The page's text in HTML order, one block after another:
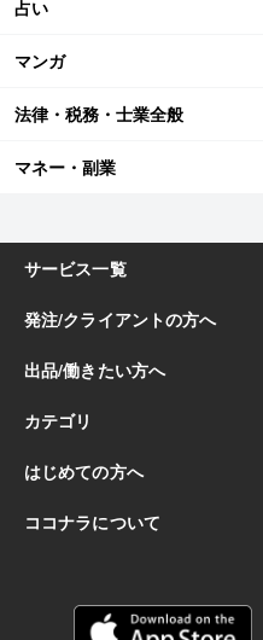
占い
マンガ
法律・税務・士業全般
マネー・副業